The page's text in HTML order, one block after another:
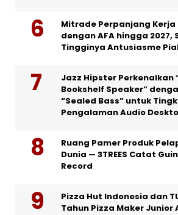
Mitrade Perpanjang Kerja
dengan AFA hingga 2027,
Tingginya Antusiasme
Jazz Hipster Perkenalkan
Bookshelf Speaker”
“Sealed Bass” untuk
Pengalaman Audio
Ruang Pamer Produk
Dunia — 3TREES Catat
Record
Pizza Hut Indonesia dan
Tahun Pizza Maker Junior